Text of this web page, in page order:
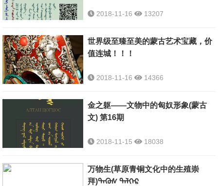
2018-11-16 13207
世界级至臻至美的蒙古艺术宝藏，价
值连城！！！
2018-11-16 14366
金之躯——文物中的匈奴形象(蒙古
文) 第16期
2018-11-15 18038
万物生(草原青铜文化中的生殖崇
拜)ᠲᠡᠭᠦᠰ ᠳᠡᠯᠭᠡᠷ